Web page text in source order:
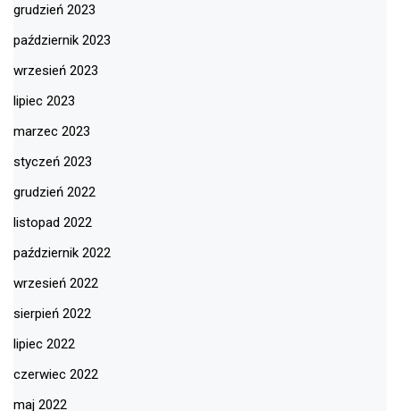
grudzień 2023
październik 2023
wrzesień 2023
lipiec 2023
marzec 2023
styczeń 2023
grudzień 2022
listopad 2022
październik 2022
wrzesień 2022
sierpień 2022
lipiec 2022
czerwiec 2022
maj 2022